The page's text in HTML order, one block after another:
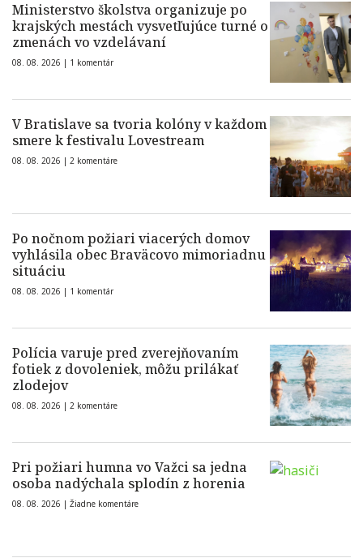
Ministerstvo školstva organizuje po
krajských mestách vysvetľujúce turné o
zmenách vo vzdelávaní
08. 08. 2026 | 1 komentár
V Bratislave sa tvoria kolóny v každom
smere k festivalu Lovestream
08. 08. 2026 | 2 komentáre
Po nočnom požiari viacerých domov
vyhlásila obec Braväcovo mimoriadnu
situáciu
08. 08. 2026 | 1 komentár
Polícia varuje pred zverejňovaním
fotiek z dovoleniek, môžu prilákať
zlodejov
08. 08. 2026 | 2 komentáre
Pri požiari humna vo Važci sa jedna
osoba nadýchala splodín z horenia
08. 08. 2026 | Žiadne komentáre